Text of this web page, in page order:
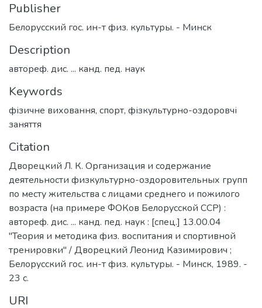
Publisher
Белорусский гос. ин-т физ. культуры. - Минск
Description
автореф. дис. ... канд. пед. наук
Keywords
фізичне виховання, спорт, фізкультурно-оздоровчі
заняття
Citation
Дворецкий Л. К. Организация и содержание
деятельности физкультурно-оздоровительных групп
по месту жительства с лицами среднего и пожилого
возраста (на примере ФОКов Белорусской ССР) :
автореф. дис. ... канд. пед. наук : [спец.] 13.00.04
"Теория и методика физ. воспитания и спортивной
тренировки" / Дворецкий Леонид Казимирович ;
Белорусский гос. ин-т физ. культуры. - Минск, 1989. -
23 с.
URI